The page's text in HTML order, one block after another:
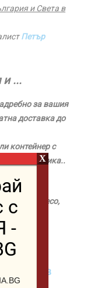
и Света в
Петър
и ...
за вашия
доставка до
контейнер с
Южна Америка..
PER
вкусното месо,
...
Mr PER
ни във
с
-
X